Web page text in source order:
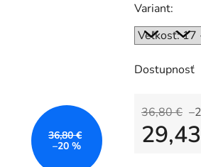
Variant:
Dostupnosť
36,80 €
36,80 €
–20 %